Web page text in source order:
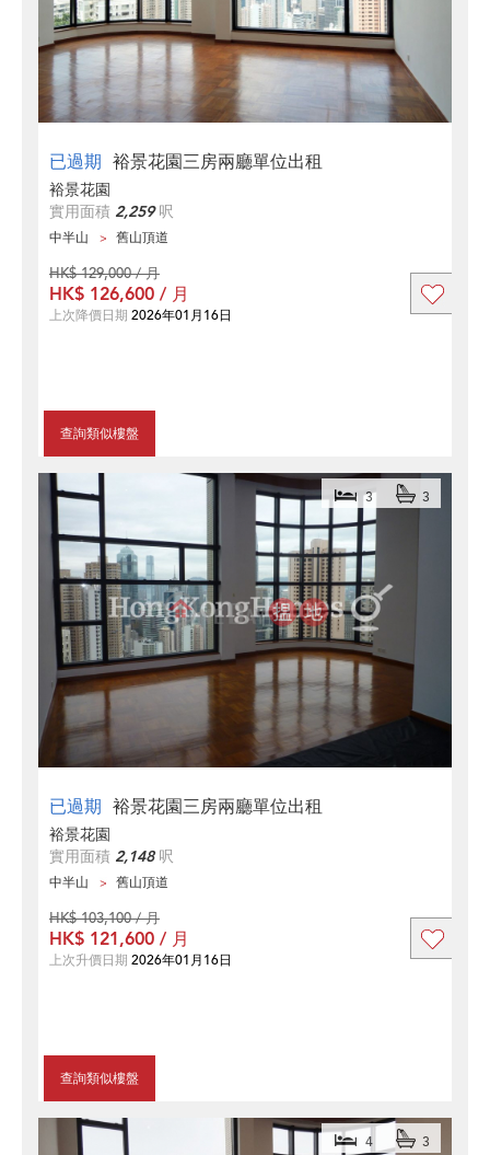
已過期 裕景花園三房兩廳單位出租
裕景花園
實用面積 2,259呎
中半山 舊山頂道
查詢類似樓盤
HK$ 129,000 / 月
HK$ 126,600 / 月
上次降價日期 2026年01月16日
已過期 裕景花園三房兩廳單位出租
3 3
裕景花園
實用面積 2,148呎
中半山 舊山頂道
查詢類似樓盤
HK$ 103,100 / 月
HK$ 121,600 / 月
上次升價日期 2026年01月16日
4 3